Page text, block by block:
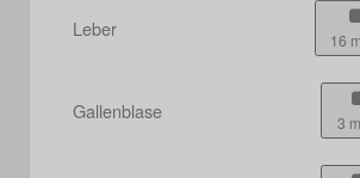
Leber 16
Gallenblase 3